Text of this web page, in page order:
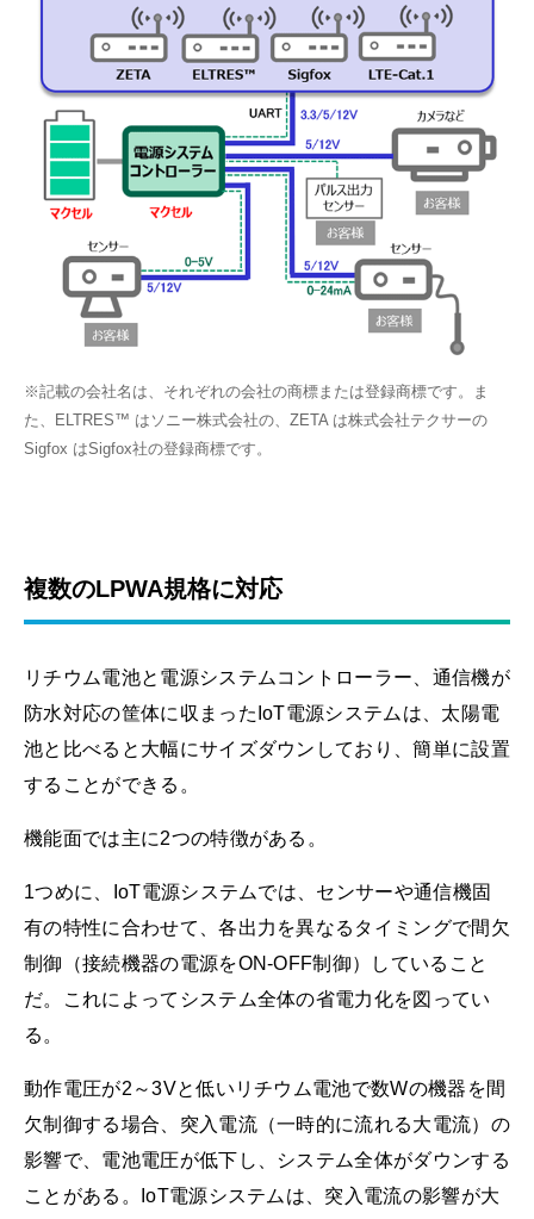
※記載の会社名は、それぞれの会社の商標または登録商標です。ま
た、ELTRES™ はソニー株式会社の、ZETA は株式会社テクサーの
Sigfox はSigfox社の登録商標です。
複数のLPWA規格に対応
リチウム電池と電源システムコントローラー、通信機が
防水対応の筐体に収まったIoT電源システムは、太陽電
池と比べると大幅にサイズダウンしており、簡単に設置
することができる。
機能面では主に2つの特徴がある。
1つめに、IoT電源システムでは、センサーや通信機固
有の特性に合わせて、各出力を異なるタイミングで間欠
制御（接続機器の電源をON-OFF制御）していること
だ。これによってシステム全体の省電力化を図ってい
る。
動作電圧が2～3Vと低いリチウム電池で数Wの機器を間
欠制御する場合、突入電流（一時的に流れる大電流）の
影響で、電池電圧が低下し、システム全体がダウンする
ことがある。IoT電源システムは、突入電流の影響が大